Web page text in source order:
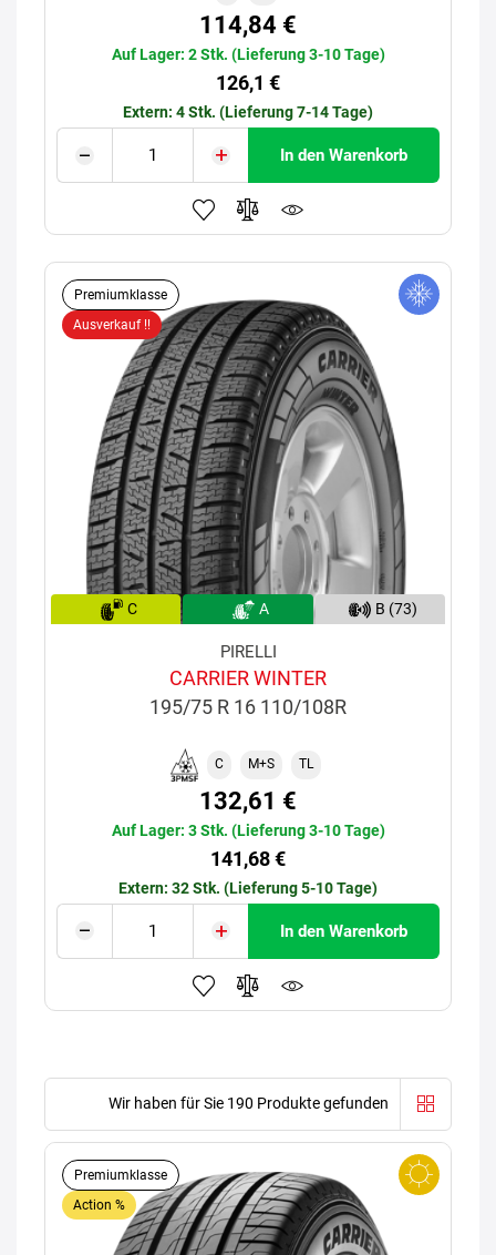
114,84 €
Auf Lager: 2 Stk. (Lieferung 3-10 Tage)
126,1 €
Extern: 4 Stk. (Lieferung 7-14 Tage)
In den Warenkorb
Premiumklasse
Ausverkauf !!
C A B (73)
PIRELLI
CARRIER WINTER
195/75 R 16 110/108R
C M+S TL
132,61 €
Auf Lager: 3 Stk. (Lieferung 3-10 Tage)
141,68 €
Extern: 32 Stk. (Lieferung 5-10 Tage)
In den Warenkorb
Wir haben für Sie 190 Produkte gefunden
Premiumklasse
Action %